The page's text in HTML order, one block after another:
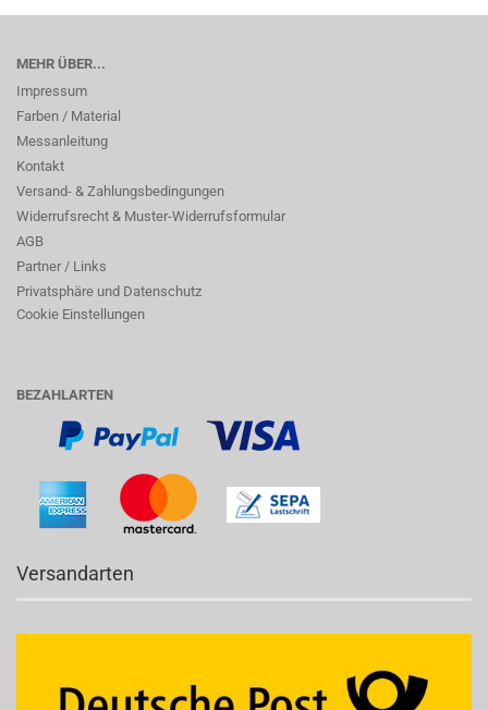
MEHR ÜBER...
Impressum
Farben / Material
Messanleitung
Kontakt
Versand- & Zahlungsbedingungen
Widerrufsrecht & Muster-Widerrufsformular
AGB
Partner / Links
Privatsphäre und Datenschutz
Cookie Einstellungen
BEZAHLARTEN
Versandarten